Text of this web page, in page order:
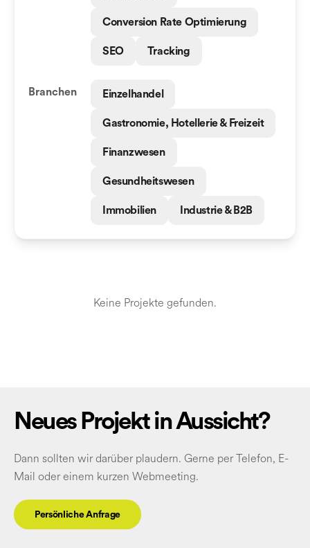
Conversion Rate Optimierung
SEO Tracking
Branchen Einzelhandel
Gastronomie, Hotellerie & Freizeit
Finanzwesen
Gesundheitswesen
Immobilien Industrie & B2B
Keine Projekte gefunden.
Neues Projekt in Aussicht?
Dann sollten wir darüber plaudern. Gerne per Telefon, E-
Mail oder einem kurzen Webmeeting.
Persönliche Anfrage